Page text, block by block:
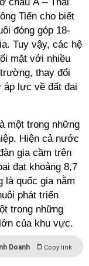
Tiến cho biết
đóng góp 18-
Tuy vậy, các hệ
mặt với nhiều
thay đổi
áp lực về đất đai
một trong những
Hiện cả nước
gia cầm trên
đạt khoảng 8,7
là quốc gia nằm
phát triển
trong những
của khu vực.
Doanh Copy link